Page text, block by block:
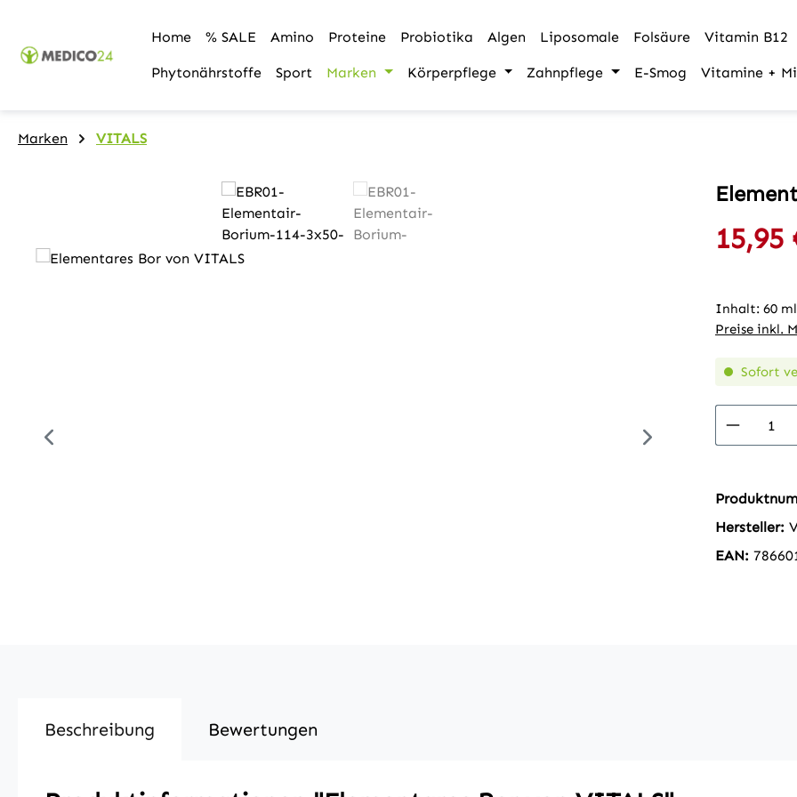
Home
% SALE Amino Proteine Probiotika Algen Liposomale Folsäure Vitamin B12
Phytonährstoffe Sport Marken Körperpflege Zahnpflege E-Smog Vitamine +
Marken VITALS
15,95
Inhalt: 60 ml
Preise inkl.
Sofort
Hersteller:
EAN:
Beschreibung Bewertungen